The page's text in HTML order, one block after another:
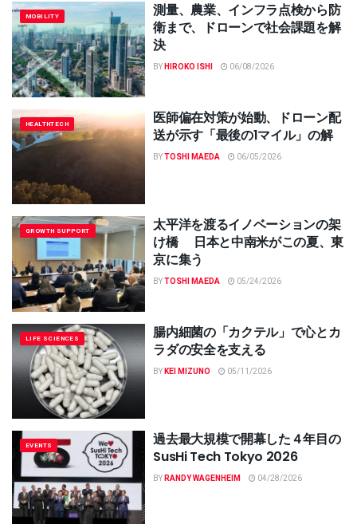
MOBILITY
測量、農業、インフラ点検から防
衛まで、ドローンで社会課題を解
決
BYHIROKO ISHI 06/08/2026
HEALTHTECH
医師偏在対策が始動、ドローン配
送が示す「最後の1マイル」の解
BYTOSHI MAEDA 06/05/2026
GROWTH SUPPORT
太平洋を渡るイノベーションの架
け橋 日本と中南米がこの夏、東
京に集う
BYTOSHI MAEDA 05/24/2026
LIFE SCIENCES
腸内細菌の「カクテル」で心とカ
ラダの安全を支える
BYKEI MIZUNO 05/11/2026
EVENTS
過去最大規模で開幕した４年目の
SusHi Tech Tokyo 2026
BYRANDY WAGENHEIM 04/28/2026